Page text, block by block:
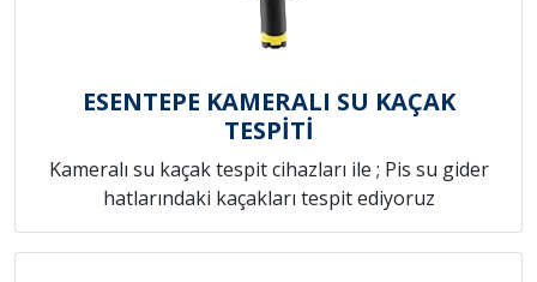
ESENTEPE KAMERALI SU KAÇAK
TESPİTİ
Kameralı su kaçak tespit cihazları ile ; Pis su gider
hatlarındaki kaçakları tespit ediyoruz